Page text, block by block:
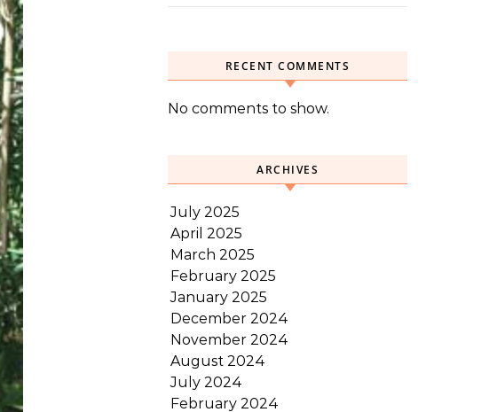
RECENT COMMENTS
No comments to show.
ARCHIVES
July 2025
April 2025
March 2025
February 2025
January 2025
December 2024
November 2024
August 2024
July 2024
February 2024